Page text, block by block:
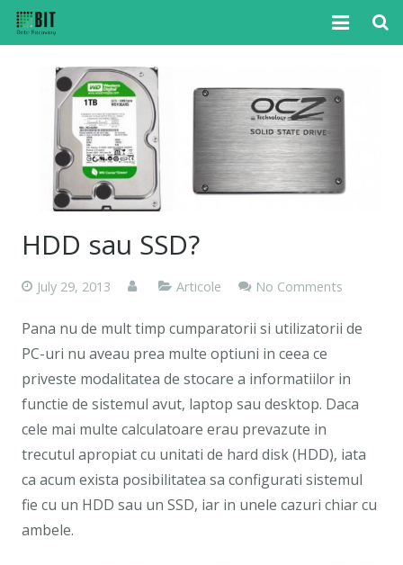
Articole
Tutoriale
HDD sau SSD?
July 29, 2013 Articole No Comments
Pana nu de mult timp cumparatorii si utilizatorii de
PC-uri nu aveau prea multe optiuni in ceea ce
priveste modalitatea de stocare a informatiilor in
functie de sistemul avut, laptop sau desktop. Daca
cele mai multe calculatoare erau prevazute in
trecutul apropiat cu unitati de hard disk (HDD), iata
ca acum exista posibilitatea sa configurati sistemul
fie cu un HDD sau un SSD, iar in unele cazuri chiar cu
ambele.